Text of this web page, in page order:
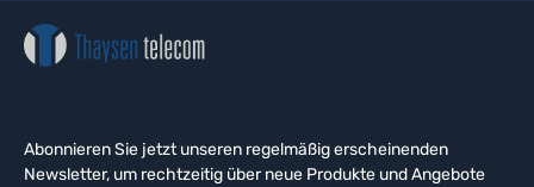
Abonnieren Sie jetzt unseren regelmäßig erscheinenden
Newsletter, um rechtzeitig über neue Produkte und Angebote